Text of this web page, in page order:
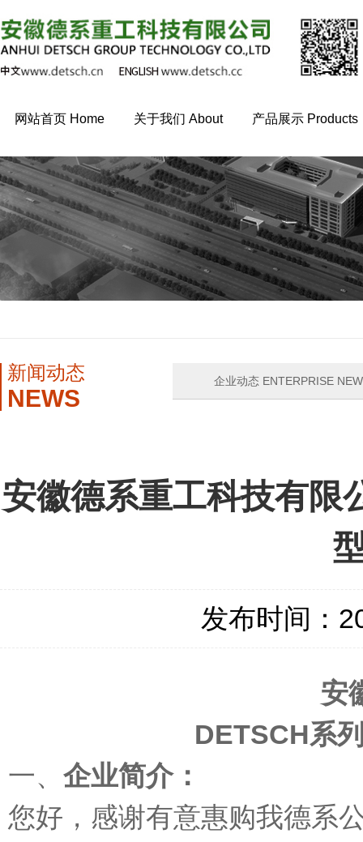
网站首页 Home 关于我们 About 产品展示 Products
新闻动态
NEWS
企业动态 ENTERPRISE
安徽德系重工科技有限
发布时间：
安
DETSCH系
一、 企业简介：
您好，感谢有意惠购我德系